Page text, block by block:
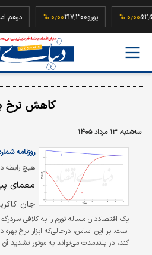
52,500,000 یورو217,300
کاهش نرخ
سه‌شنبه، ۱۳ مرداد ۱۴۰۵
هیچ رابطه
تورم وجود
روزنامه شماره
معمای
جان
یک اقتصاددان مساله تورم را به کلافی
است. بر این اساس، درحالی‌که ابزار نرخ بهره
کند، در بلندمدت می‌تواند به موتور تشدید